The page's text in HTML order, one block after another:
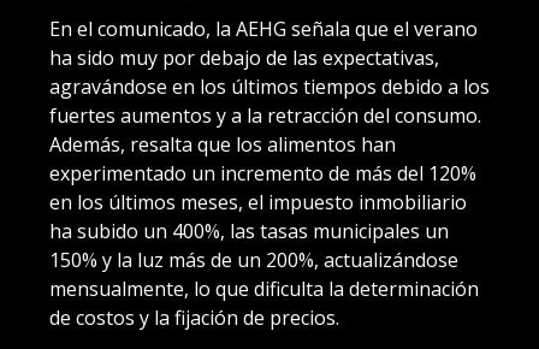
En el comunicado, la AEHG señala que el verano
ha sido muy por debajo de las expectativas,
agravándose en los últimos tiempos debido a los
fuertes aumentos y a la retracción del consumo.
Además, resalta que los alimentos han
experimentado un incremento de más del 120%
en los últimos meses, el impuesto inmobiliario
ha subido un 400%, las tasas municipales un
150% y la luz más de un 200%, actualizándose
mensualmente, lo que dificulta la determinación
de costos y la fijación de precios.